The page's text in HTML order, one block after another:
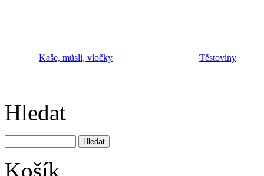
Kaše, müsli, vločky Těstoviny
Hledat
Košík